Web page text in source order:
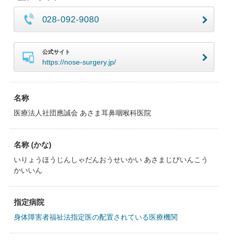
028-092-9080
公式サイト
https://nose-surgery.jp/
名称
医療法人社団應誠会 あさま耳鼻咽喉科医院
名称 (かな)
いりょうほうじんしゃだんおうせいかい あさまじびいんこう
かいいん
指定病院
身体障害者福祉法指定医の配置されている医療機関